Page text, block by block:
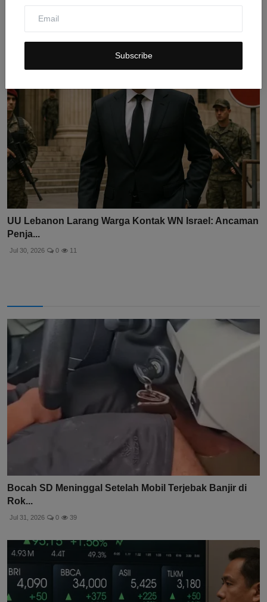
Subscribe
China...
UU Lebanon Larang Warga Kontak WN Israel: Ancaman
Penja...
Jul 30, 2026 0 11
Bocah SD Meninggal Setelah Mobil Terjebak Banjir di
Rok...
Jul 31, 2026 0 39